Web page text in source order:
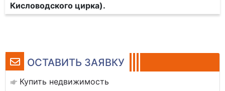
ОСТАВИТЬ ЗАЯВКУ
Купить недвижимость
Кисловодского цирка).